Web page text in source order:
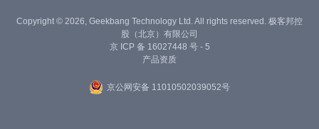
Copyright © 2026, Geekbang Technology Ltd. All rights reserved. 极客邦控
股（北京）有限公司
京 ICP 备 16027448 号 - 5
产品资质
京公网安备 11010502039052号